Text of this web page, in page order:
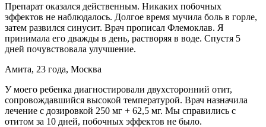
Препарат оказался действенным. Никаких побочных
эффектов не наблюдалось. Долгое время мучила боль в горле,
затем развился синусит. Врач прописал Флемоклав. Я
принимала его дважды в день, растворяя в воде. Спустя 5
дней почувствовала улучшение.
Амита, 23 года, Москва
У моего ребенка диагностировали двухсторонний отит,
сопровождавшийся высокой температурой. Врач назначила
лечение с дозировкой 250 мг + 62,5 мг. Мы справились с
отитом за 10 дней, побочных эффектов не было.